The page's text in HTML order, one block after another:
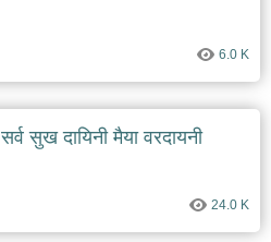
6.0 K
सर्व सुख दायिनी मैया वरदायनी
24.0 K